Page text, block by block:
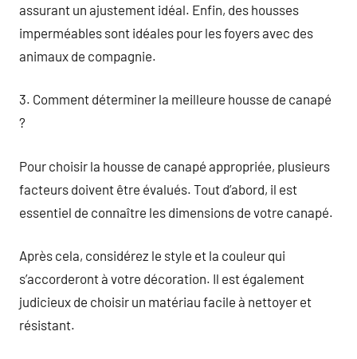
assurant un ajustement idéal. Enfin, des housses
imperméables sont idéales pour les foyers avec des
animaux de compagnie.
3. Comment déterminer la meilleure housse de canapé
?
Pour choisir la housse de canapé appropriée, plusieurs
facteurs doivent être évalués. Tout d’abord, il est
essentiel de connaître les dimensions de votre canapé.
Après cela, considérez le style et la couleur qui
s’accorderont à votre décoration. Il est également
judicieux de choisir un matériau facile à nettoyer et
résistant.